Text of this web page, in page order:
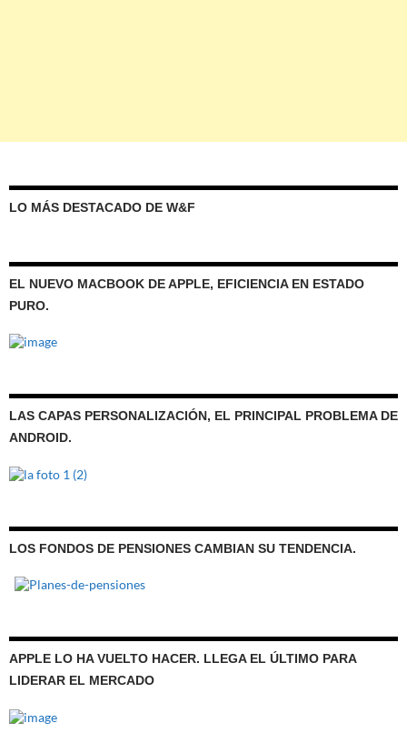
LO MÁS DESTACADO DE W&F
EL NUEVO MACBOOK DE APPLE, EFICIENCIA EN ESTADO
PURO.
LAS CAPAS PERSONALIZACIÓN, EL PRINCIPAL PROBLEMA DE
ANDROID.
LOS FONDOS DE PENSIONES CAMBIAN SU TENDENCIA.
APPLE LO HA VUELTO HACER. LLEGA EL ÚLTIMO PARA
LIDERAR EL MERCADO